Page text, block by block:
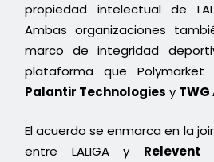
propiedad intelectual de
Ambas organizaciones
marco de integridad
plataforma que
Palantir Technologies y TWG
El acuerdo se enmarca en la
entre LALIGA y Relevent